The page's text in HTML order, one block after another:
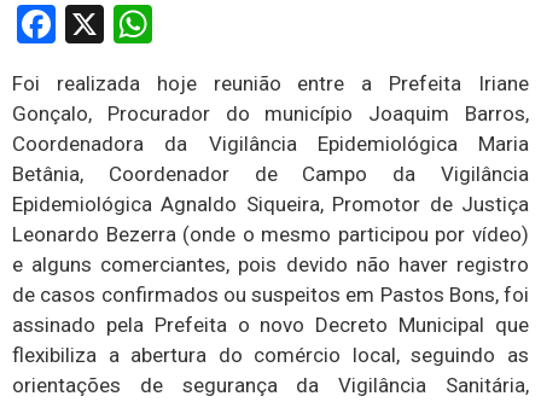
Facebook
X
Foi realizada hoje reunião entre a Prefeita Iriane
Gonçalo, Procurador do município Joaquim Barros,
Coordenadora da Vigilância Epidemiológica Maria
Betânia, Coordenador de Campo da Vigilância
Epidemiológica Agnaldo Siqueira, Promotor de Justiça
Leonardo Bezerra (onde o mesmo participou por vídeo)
e alguns comerciantes, pois devido não haver registro
de casos confirmados ou suspeitos em Pastos Bons, foi
assinado pela Prefeita o novo Decreto Municipal que
flexibiliza a abertura do comércio local, seguindo as
orientações de segurança da Vigilância Sanitária,